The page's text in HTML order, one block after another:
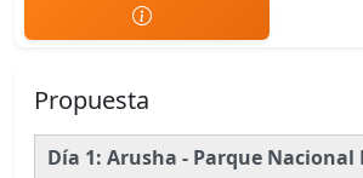
Propuesta
Día 1: Arusha - Parque Nacional